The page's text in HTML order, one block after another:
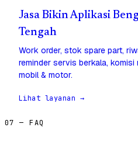
Jasa Bikin Aplikasi
Tengah
Work order, stok spare part,
reminder servis berkala,
mobil & motor.
Lihat layanan →
07 — FAQ